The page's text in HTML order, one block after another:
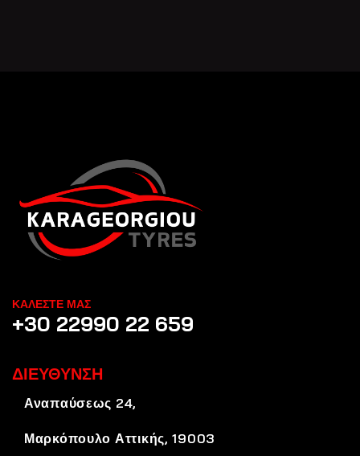
ΚΑΛΕΣΤΕ ΜΑΣ
+30 22990 22 659
ΔΙΕΥΘΥΝΣΗ
Αναπαύσεως 24,
Μαρκόπουλο Αττικής, 19003